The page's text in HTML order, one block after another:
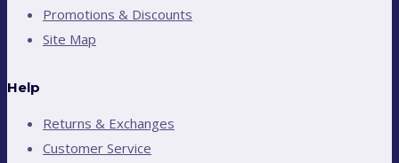
Promotions & Discounts
Site Map
Help
Returns & Exchanges
Customer Service